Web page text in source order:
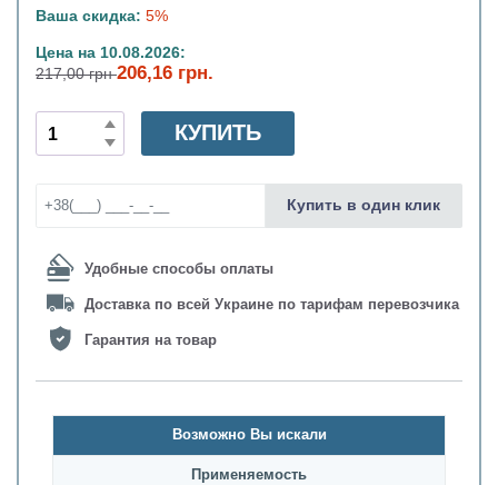
Ваша скидка: 5%
Цена на 10.08.2026:
217,00 грн206,16 грн.
Удобные способы оплаты
Доставка по всей Украине по тарифам перевозчика
Гарантия на товар
КУПИТЬ
Купить в один клик
Возможно Вы искали
Применяемость